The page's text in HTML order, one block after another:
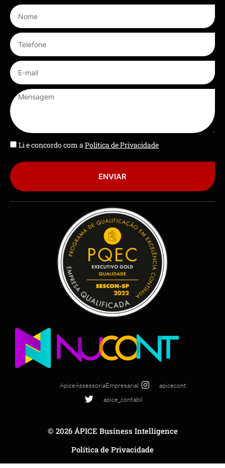
Li e concordo com a Política de Privacidade
ENVIAR
ApiceAssessoriaEmpresarial
apicecont
apice_contabil
© 2026 ÁPICE Business Intelligence
Política de Privacidade